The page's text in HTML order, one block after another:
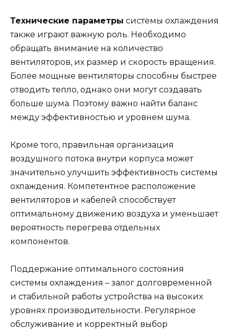
Технические параметры системы охлаждения
также играют важную роль. Необходимо
обращать внимание на количество
вентиляторов, их размер и скорость вращения.
Более мощные вентиляторы способны быстрее
отводить тепло, однако они могут создавать
больше шума. Поэтому важно найти баланс
между эффективностью и уровнем шума.
Кроме того, правильная организация
воздушного потока внутри корпуса может
значительно улучшить эффективность системы
охлаждения. Компетентное расположение
вентиляторов и кабелей способствует
оптимальному движению воздуха и уменьшает
вероятность перегрева отдельных
компонентов.
Поддержание оптимального состояния
системы охлаждения – залог долговременной
и стабильной работы устройства на высоких
уровнях производительности. Регулярное
обслуживание и корректный выбор